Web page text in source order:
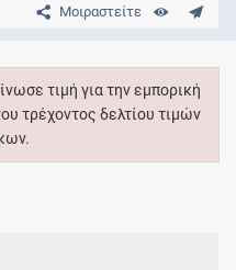
Μοιραστείτε
τιμή για την εμπορική
τρέχοντος δελτίου τιμών